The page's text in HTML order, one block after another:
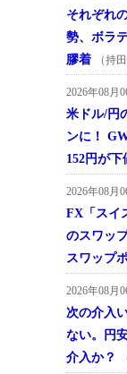
それぞれ
勢、ボラ
膠着
（持
2026年08月
米ドル/円
ンに！
152円が
2026年08月
FX「スイ
のスワッ
スワップ
2026年08月
次の介入
ない。円
介入か？